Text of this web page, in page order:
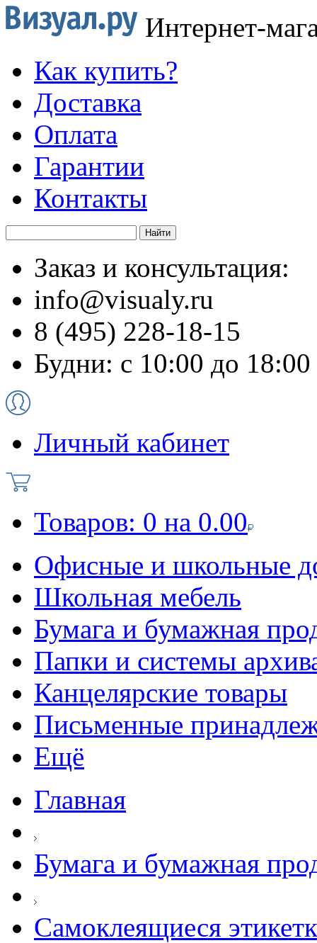
Интернет-
Как купить?
Доставка
Оплата
Гарантии
Контакты
Заказ и консультация:
info@visualy.ru
8 (495) 228-18-15
Будни: с 10:00 до 18:00
Личный кабинет
Товаров: 0 на 0.00
Офисные и школьные
Школьная мебель
Бумага и бумажная
Папки и системы
Канцелярские товары
Письменные
Ещё
Главная
Бумага и бумажная
Самоклеящиеся